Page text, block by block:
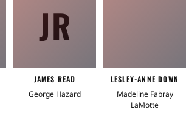
JR
JAMES READ
George Hazard
LESLEY-ANNE DOWN
Madeline Fabray
LaMotte